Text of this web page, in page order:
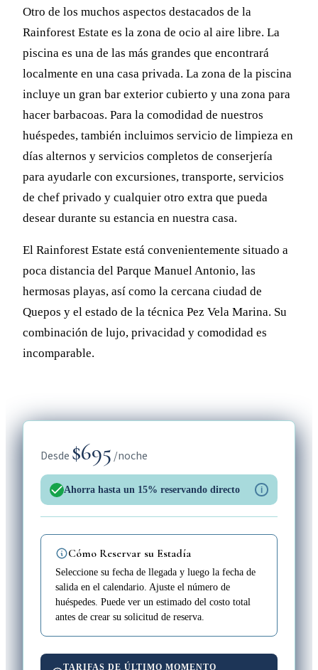
Otro de los muchos aspectos destacados de la
Rainforest Estate es la zona de ocio al aire libre. La
piscina es una de las más grandes que encontrará
localmente en una casa privada. La zona de la piscina
incluye un gran bar exterior cubierto y una zona para
hacer barbacoas. Para la comodidad de nuestros
huéspedes, también incluimos servicio de limpieza en
días alternos y servicios completos de conserjería
para ayudarle con excursiones, transporte, servicios
de chef privado y cualquier otro extra que pueda
desear durante su estancia en nuestra casa.
El Rainforest Estate está convenientemente situado a
poca distancia del Parque Manuel Antonio, las
hermosas playas, así como la cercana ciudad de
Quepos y el estado de la técnica Pez Vela Marina. Su
combinación de lujo, privacidad y comodidad es
incomparable.
Desde $695/noche
Ahorra hasta un 15% reservando directo i
Cómo Reservar su Estadía
Seleccione su fecha de llegada y luego la fecha de
salida en el calendario. Ajuste el número de
huéspedes. Puede ver un estimado del costo total
antes de crear su solicitud de reserva.
TARIFAS DE ÚLTIMO MOMENTO